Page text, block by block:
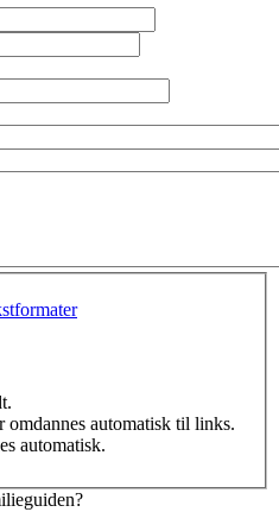
omdannes automatisk til links.
automatisk.